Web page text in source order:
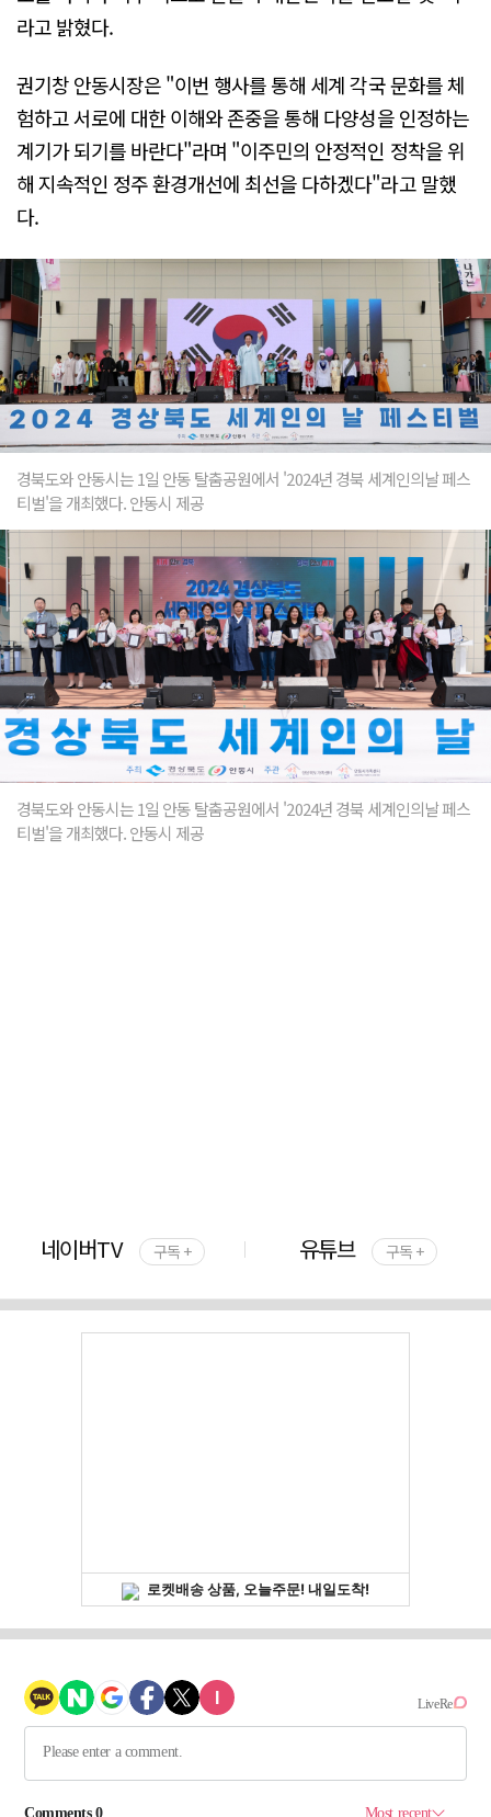
라고 밝혔다.
권기창 안동시장은 "이번 행사를 통해 세계 각국 문화를 체
험하고 서로에 대한 이해와 존중을 통해 다양성을 인정하는
계기가 되기를 바란다"라며 "이주민의 안정적인 정착을 위
해 지속적인 정주 환경개선에 최선을 다하겠다"라고 말했
다.
경북도와 안동시는 1일 안동 탈춤공원에서 '2024년 경북 세계인의날 페스
티벌'을 개최했다. 안동시 제공
경북도와 안동시는 1일 안동 탈춤공원에서 '2024년 경북 세계인의날 페스
티벌'을 개최했다. 안동시 제공
네이버TV 구독 + 유튜브 구독 +